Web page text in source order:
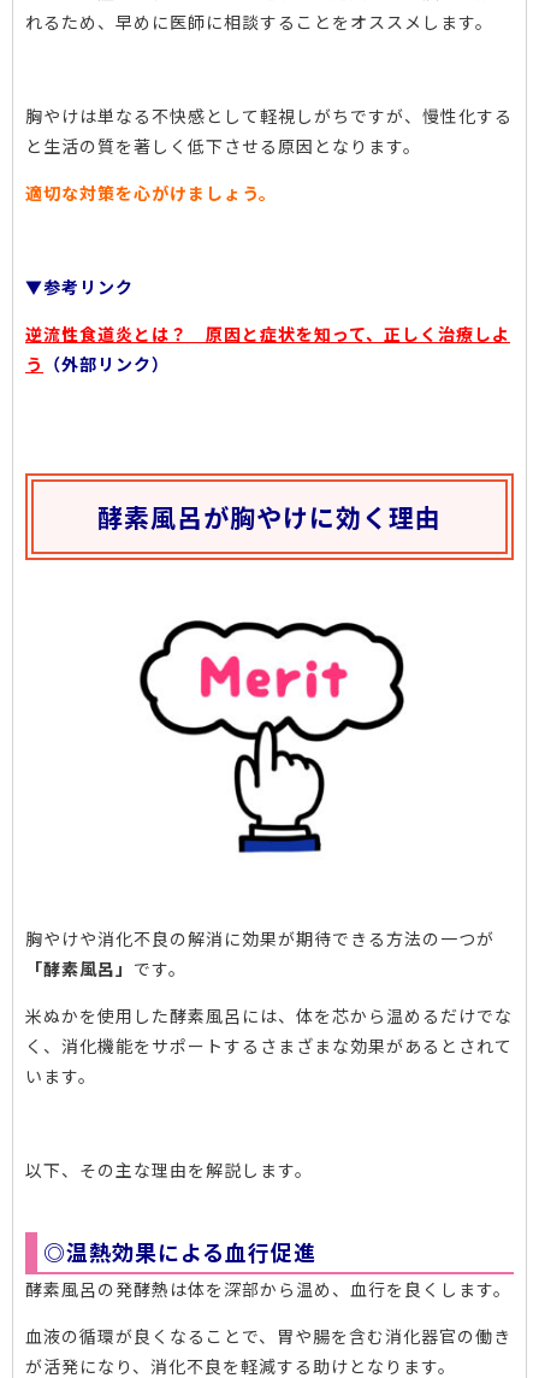
れるため、早めに医師に相談することをオススメします。
胸やけは単なる不快感として軽視しがちですが、慢性化する
と生活の質を著しく低下させる原因となります。
適切な対策を心がけましょう。
▼参考リンク
逆流性食道炎とは？ 原因と症状を知って、正しく治療しよ
う （外部リンク）
酵素風呂が胸やけに効く理由
胸やけや消化不良の解消に効果が期待できる方法の一つが
「酵素風呂」 です。
米ぬかを使用した酵素風呂には、体を芯から温めるだけでな
く、消化機能をサポートするさまざまな効果があるとされて
います。
以下、その主な理由を解説します。
◎温熱効果による血行促進
酵素風呂の発酵熱は体を深部から温め、血行を良くします。
血液の循環が良くなることで、胃や腸を含む消化器官の働き
が活発になり、消化不良を軽減する助けとなります。